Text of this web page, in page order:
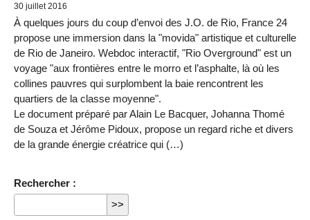
30 juillet 2016
À quelques jours du coup d’envoi des J.O. de Rio, France 24
propose une immersion dans la "movida" artistique et culturelle
de Rio de Janeiro. Webdoc interactif, "Rio Overground" est un
voyage "aux frontières entre le morro et l’asphalte, là où les
collines pauvres qui surplombent la baie rencontrent les
quartiers de la classe moyenne".
Le document préparé par Alain Le Bacquer, Johanna Thomé
de Souza et Jérôme Pidoux, propose un regard riche et divers
de la grande énergie créatrice qui (…)
Rechercher :